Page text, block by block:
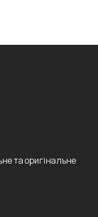
та оригінальне